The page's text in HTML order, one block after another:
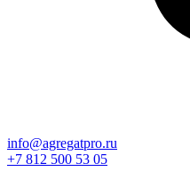
info@agregatpro.ru
+7 812 500 53 05